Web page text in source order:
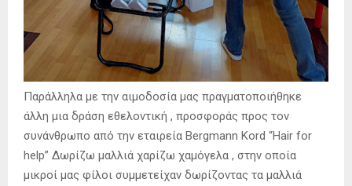
Παράλληλα με την αιμοδοσία μας πραγματοποιήθηκε
άλλη μια δράση εθελοντική , προσφοράς προς τον
συνάνθρωπο από την εταιρεία Bergmann Kord “Hair for
help” Δωρίζω μαλλιά χαρίζω χαμόγελα , στην οποία
μικροί μας φίλοι συμμετείχαν δωρίζοντας τα μαλλιά